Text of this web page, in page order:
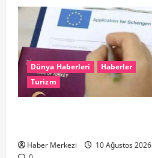
Dünya Haberleri
Haberler
Turizm
Haber Merkezi
10 Ağustos 2026